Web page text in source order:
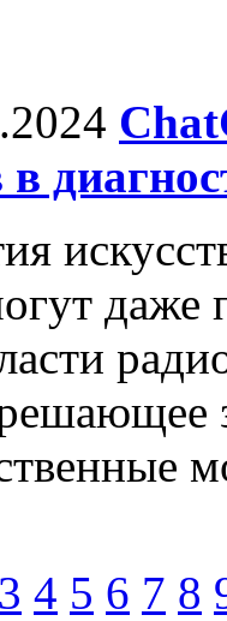
в
даже
3 4 5 6 7 8